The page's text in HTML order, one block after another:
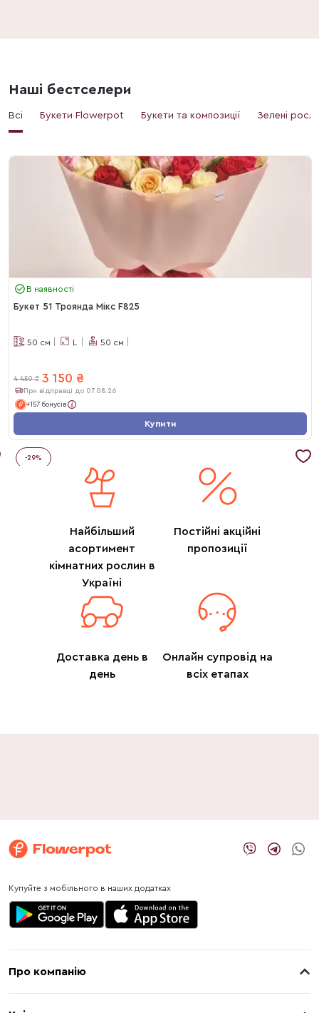
Наші бестселери
Всі Букети Flowerpot Букети та композиції Зелені
В наявності
Букет 51 Троянда Мікс F825
50 см L 50 см
4 450 ₴ 3 150 ₴
При відправці до 07.08.26
+157 бонусів
Купити
-29%
Найбільший
асортимент
кімнатних рослин в
Україні
Постійні акційні
пропозиції
Доставка день в
день
Онлайн супровід на
всіх етапах
Купуйте з мобільного в наших додатках
Про компанію